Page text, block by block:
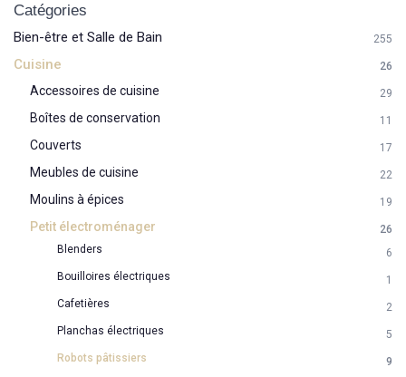
Catégories
Bien-être et Salle de Bain 255
Cuisine 26
Accessoires de cuisine 29
Boîtes de conservation 11
Couverts 17
Meubles de cuisine 22
Moulins à épices 19
Petit électroménager
26
Blenders
6
Bouilloires électriques
1
Cafetières
2
Planchas électriques
5
Robots pâtissiers
9